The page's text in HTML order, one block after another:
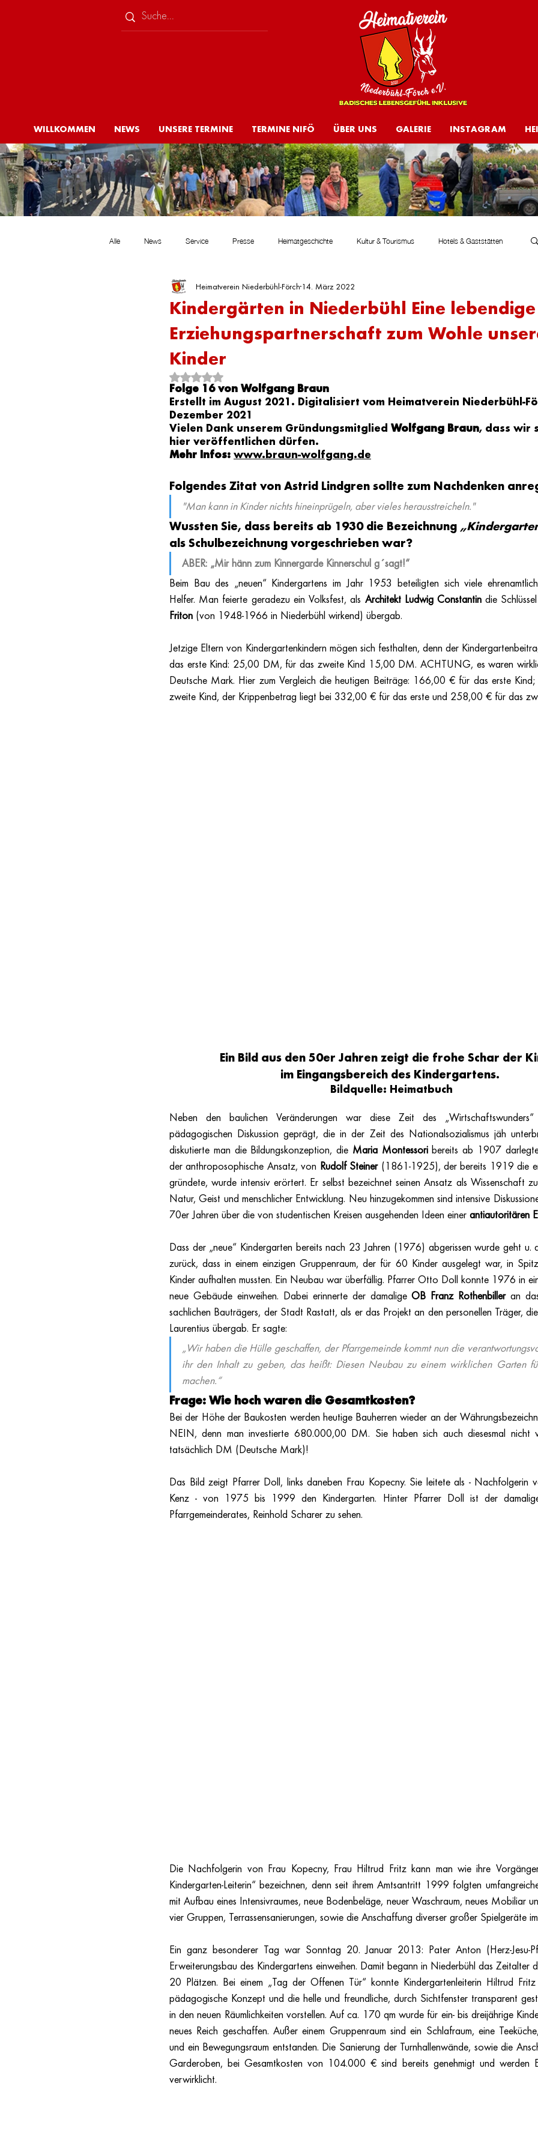
WILLKOMMEN NEWS UNSERE TERMINE TERMINE NIFÖ ÜBER UNS GALERIE INSTAGRAM
Alle News Service Presse Heimatgeschichte Kultur & Tourismus Hotels & Gaststätten
Unsere Vereine Nächste Veranstaltung
Kindergärten in Niederbühl Eine lebendige
Erziehungspartnerschaft zum Wohle
Kinder
Heimatverein Niederbühl-Förch 14. März 2022
Mit NaN von 5 Sternen bewertet.
Folge 16 von Wolfgang Braun
Erstellt im August 2021. Digitalisiert vom Heimatverein Niederbühl-
Dezember 2021
Vielen Dank unserem Gründungsmitglied Wolfgang Braun, dass wir
hier veröffentlichen dürfen.
Mehr Infos: www.braun-wolfgang.de
Folgendes Zitat von Astrid Lindgren sollte zum Nachdenken
"Man kann in Kinder nichts hineinprügeln, aber vieles herausstreicheln."
Wussten Sie, dass bereits ab 1930 die Bezeichnung
als Schulbezeichnung vorgeschrieben war?
ABER: „Mir hänn zum Kinnergarde Kinnerschul g´sagt!“
Beim Bau des „neuen“ Kindergartens im Jahr 1953 beteiligten sich viele
Helfer. Man feierte geradezu ein Volksfest, als Architekt Ludwig Constantin die
Friton (von 1948-1966 in Niederbühl wirkend) übergab.
Jetzige Eltern von Kindergartenkindern mögen sich festhalten, denn der
das erste Kind: 25,00 DM, für das zweite Kind 15,00 DM. ACHTUNG, es waren
Deutsche Mark. Hier zum Vergleich die heutigen Beiträge: 166,00 € für das erste
zweite Kind, der Krippenbetrag liegt bei 332,00 € für das erste und 258,00 € für das
Ein Bild aus den 50er Jahren zeigt die frohe Schar der
im Eingangsbereich des Kindergartens.
Bildquelle: Heimatbuch
Neben den baulichen Veränderungen war diese Zeit des
pädagogischen Diskussion geprägt, die in der Zeit des Nationalsozialismus jäh
diskutierte man die Bildungskonzeption, die Maria Montessori bereits ab 1907
der anthroposophische Ansatz, von Rudolf Steiner (1861-1925), der bereits 1919 die
gründete, wurde intensiv erörtert. Er selbst bezeichnet seinen Ansatz als Wissenschaft
Natur, Geist und menschlicher Entwicklung. Neu hinzugekommen sind intensive
70er Jahren über die von studentischen Kreisen ausgehenden Ideen einer antiautoritären
Dass der „neue“ Kindergarten bereits nach 23 Jahren (1976) abgerissen wurde geht u.
zurück, dass in einem einzigen Gruppenraum, der für 60 Kinder ausgelegt war, in
Kinder aufhalten mussten. Ein Neubau war überfällig. Pfarrer Otto Doll konnte 1976 in
neue Gebäude einweihen. Dabei erinnerte der damalige OB Franz Rothenbiller an
sachlichen Bauträgers, der Stadt Rastatt, als er das Projekt an den personellen Träger,
Laurentius übergab. Er sagte:
„Wir haben die Hülle geschaffen, der Pfarrgemeinde kommt nun die
ihr den Inhalt zu geben, das heißt: Diesen Neubau zu einem wirklichen Garten
machen.“
Frage: Wie hoch waren die Gesamtkosten?
Bei der Höhe der Baukosten werden heutige Bauherren wieder an der
NEIN, denn man investierte 680.000,00 DM. Sie haben sich auch diesesmal nicht
tatsächlich DM (Deutsche Mark)!
Das Bild zeigt Pfarrer Doll, links daneben Frau Kopecny. Sie leitete als - Nachfolgerin
Kenz - von 1975 bis 1999 den Kindergarten. Hinter Pfarrer Doll ist der
Pfarrgemeinderates, Reinhold Scharer zu sehen.
Die Nachfolgerin von Frau Kopecny, Frau Hiltrud Fritz kann man wie ihre
Kindergarten-Leiterin“ bezeichnen, denn seit ihrem Amtsantritt 1999 folgten
mit Aufbau eines Intensivraumes, neue Bodenbeläge, neuer Waschraum, neues Mobiliar
vier Gruppen, Terrassensanierungen, sowie die Anschaffung diverser großer Spielgeräte
Ein ganz besonderer Tag war Sonntag 20. Januar 2013: Pater Anton (Herz-Jesu-
Erweiterungsbau des Kindergartens einweihen. Damit begann in Niederbühl das Zeitalter
20 Plätzen. Bei einem „Tag der Offenen Tür“ konnte Kindergartenleiterin Hiltrud
pädagogische Konzept und die helle und freundliche, durch Sichtfenster transparent
in den neuen Räumlichkeiten vorstellen. Auf ca. 170 qm wurde für ein- bis dreijährige
neues Reich geschaffen. Außer einem Gruppenraum sind ein Schlafraum, eine
und ein Bewegungsraum entstanden. Die Sanierung der Turnhallenwände, sowie die
Garderoben, bei Gesamtkosten von 104.000 € sind bereits genehmigt und werden
verwirklicht.